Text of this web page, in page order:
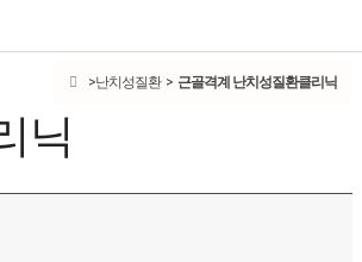
난치성질환 근골격계 난치성질환클리닉
닉